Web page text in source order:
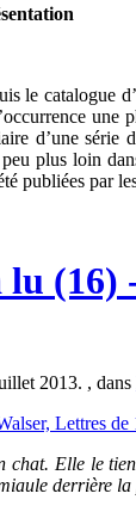
le catalogue
une
d’une série
plus loin
publiées par
(16)
2013. , dans
chat. Elle le
derrière la